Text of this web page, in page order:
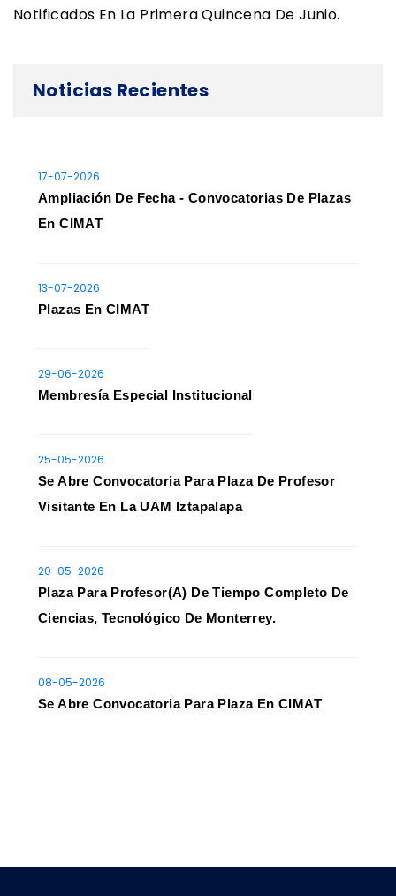
Notificados En La Primera Quincena De Junio.
Noticias Recientes
17-07-2026
Ampliación De Fecha - Convocatorias De Plazas
En CIMAT
13-07-2026
Plazas En CIMAT
29-06-2026
Membresía Especial Institucional
25-05-2026
Se Abre Convocatoria Para Plaza De Profesor
Visitante En La UAM Iztapalapa
20-05-2026
Plaza Para Profesor(a) De Tiempo Completo De
Ciencias, Tecnológico De Monterrey.
08-05-2026
Se Abre Convocatoria Para Plaza En CIMAT